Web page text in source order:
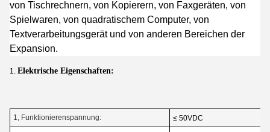
von Tischrechnern, von Kopierern, von Faxgeräten, von
Spielwaren, von quadratischem Computer, von
Textverarbeitungsgerät und von anderen Bereichen der
Expansion.
1. Elektrische Eigenschaften:
1, Funktionierenspannung: ≤ 50VDC